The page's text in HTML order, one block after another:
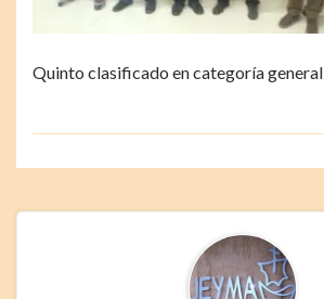
Quinto clasificado en categoría general